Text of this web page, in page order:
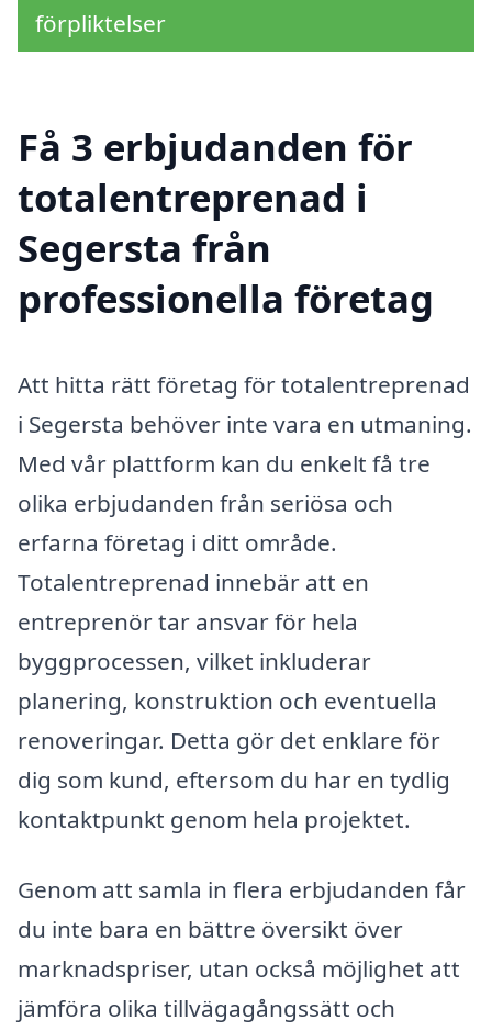
förpliktelser
Få 3 erbjudanden för
totalentreprenad i
Segersta från
professionella företag
Att hitta rätt företag för totalentreprenad
i Segersta behöver inte vara en utmaning.
Med vår plattform kan du enkelt få tre
olika erbjudanden från seriösa och
erfarna företag i ditt område.
Totalentreprenad innebär att en
entreprenör tar ansvar för hela
byggprocessen, vilket inkluderar
planering, konstruktion och eventuella
renoveringar. Detta gör det enklare för
dig som kund, eftersom du har en tydlig
kontaktpunkt genom hela projektet.
Genom att samla in flera erbjudanden får
du inte bara en bättre översikt över
marknadspriser, utan också möjlighet att
jämföra olika tillvägagångssätt och